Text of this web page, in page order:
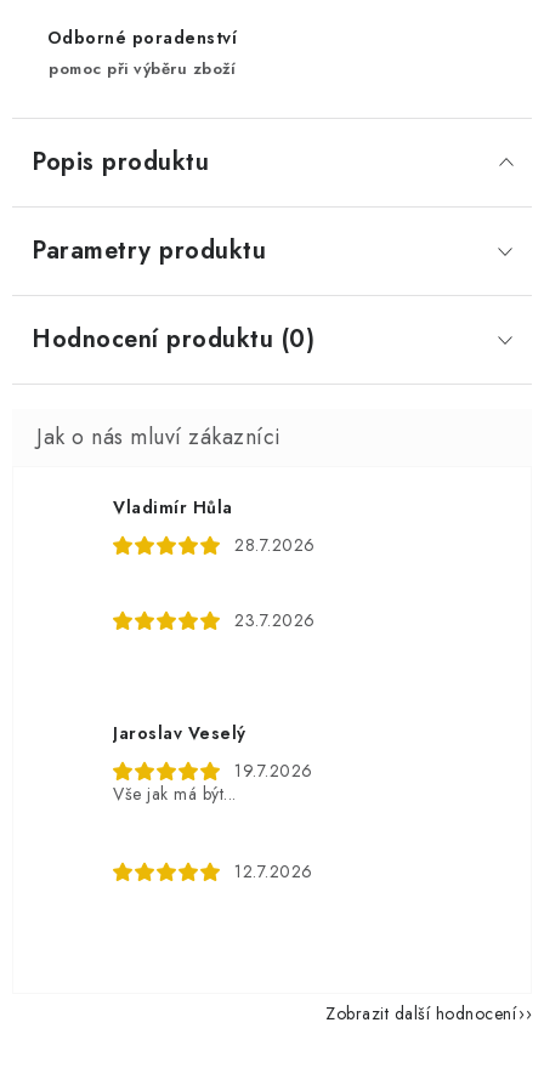
Odborné poradenství
pomoc při výběru zboží
Popis produktu
Parametry produktu
Hodnocení produktu (0)
Vladimír Hůla
28.7.2026
23.7.2026
Jaroslav Veselý
19.7.2026
Vše jak má být...
12.7.2026
Zobrazit další hodnocení